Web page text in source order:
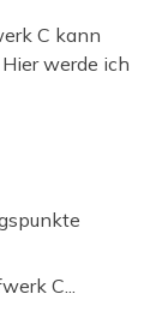
C kann
werde ich
C...